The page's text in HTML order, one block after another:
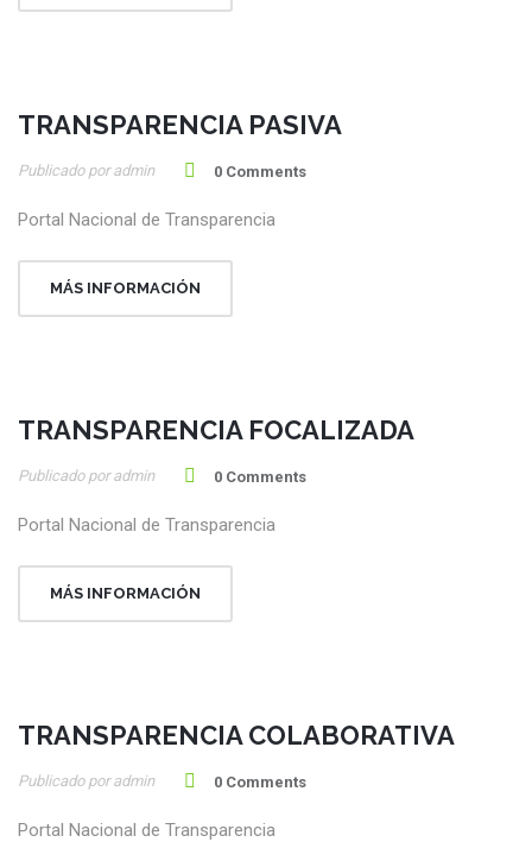
20
Ene
TRANSPARENCIA PASIVA
Publicado por admin 0 Comments
Portal Nacional de Transparencia
MÁS INFORMACIÓN
20
Ene
TRANSPARENCIA FOCALIZADA
Publicado por admin 0 Comments
Portal Nacional de Transparencia
MÁS INFORMACIÓN
20
Ene
TRANSPARENCIA COLABORATIVA
Publicado por admin 0 Comments
Portal Nacional de Transparencia